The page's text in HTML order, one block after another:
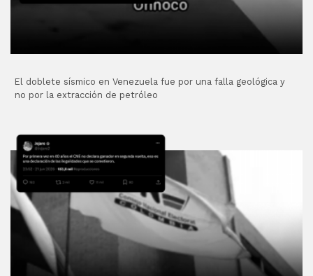
El doblete sísmico en Venezuela fue por una falla geológica y
no por la extracción de petróleo